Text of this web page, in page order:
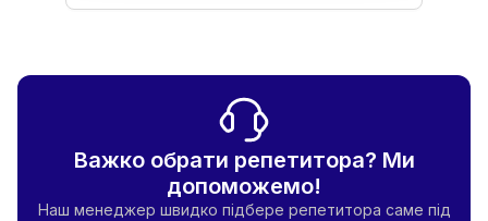
Важко обрати репетитора? Ми
допоможемо!
Наш менеджер швидко підбере репетитора саме під